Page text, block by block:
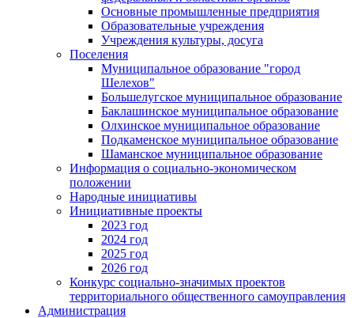
Основные промышленные предприятия
Образовательные учреждения
Учреждения культуры, досуга
Поселения
Муниципальное образование "город
Шелехов"
Большелугское муниципальное образование
Баклашинское муниципальное образование
Олхинское муниципальное образование
Подкаменское муниципальное образование
Шаманское муниципальное образование
Информация о социально-экономическом
положении
Народные инициативы
Инициативные проекты
2023 год
2024 год
2025 год
2026 год
Конкурс социально-значимых проектов
территориального общественного самоуправления
Администрация